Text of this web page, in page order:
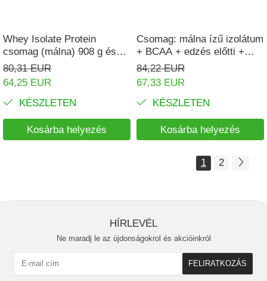
Whey Isolate Protein
csomag (málna) 908 g és
PreWorkout Complex
80,31 EUR
64,25 EUR
KÉSZLETEN
Kosárba helyezés
Csomag: málna ízű izolátum
+ BCAA + edzés előtti +
shaker
84,22 EUR
67,33 EUR
KÉSZLETEN
Kosárba helyezés
1 2
HÍRLEVÉL
Ne maradj le az újdonságokrol és akcióinkról